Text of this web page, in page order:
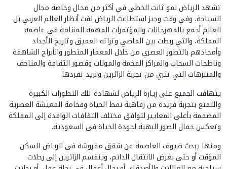
تشهد الرياض نمو ثابت الخطى في أكثر من مجال وخاصة مجال
السياحة، وفي وقت وجيز استطاعت الرياض لفت أنظار العالم العربي بل
العالم أجمع بالمهرجانات والمؤتمرات المهمة المقامة في عاصمة
المملكة، والتي ربطت بين الماضي وتراثه العميق وتاريخ الأجداد
وأمجادهم بالتطور العصري من خلال المعمار المتطور والأبراج الشاهقة
وناطحات السحاب والمراكز الفخمة والمولات وقصور الثقافة والمتاحف
والمنتزهات التي تثري من تجربة الزائرين وتزيد تفردها.
يتهافت الجميع على زيارة الرياض لشهادة تلك التطورات الكبيرة
والتمتع بتجربة فريدة من رفاهية نمط الحياة وفخامة المعيشة العصرية
المصممة بأعلى المعايير لتوافق مختلف الثقافات الوافدة إلى المملكة
وتعكس جمال الصور البهية لجودة الحياة في السعودية.
ومنها يبحث ضيوف العاصمة عن شقق مفروشة في الرياض للسكن
المؤقت أو حتى بغرض الانتقال الدائم، وينقسم الزائرين إلى رحلات